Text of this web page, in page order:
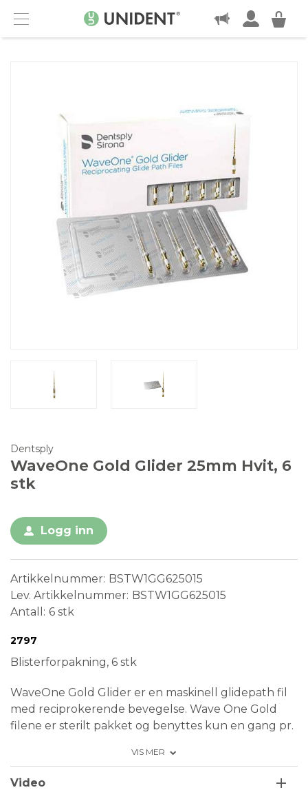
Menu
KONTAKT
Dentsply
WaveOne Gold Glider 25mm Hvit, 6
stk
Logg inn
Artikkelnummer BSTW1GG625015
Lev. Artikkelnummer BSTW1GG625015
Antall
6 stk
Medical Device
2797
Blisterforpakning, 6 stk
WaveOne Gold Glider er en maskinell glidepath fil
med reciprokerende bevegelse. Wave One Gold
filene er sterilt pakket og benyttes kun en gang pr.
Refill pakkene leveres i 6-pack.
VIS MER
Video